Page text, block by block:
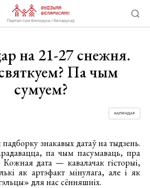
на 21-27 снежня.
Па чым
сумуем?
КАЛЯНДАР
знакавых датаў на тыдзень.
па чым пасумаваць, пра
дата — кавалачак гісторыі,
як артэфакт мінулага, але і як
для нас сённяшніх.